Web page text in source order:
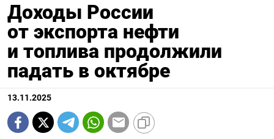
Доходы России
от экспорта нефти
и топлива продолжили
падать в октябре
13.11.2025